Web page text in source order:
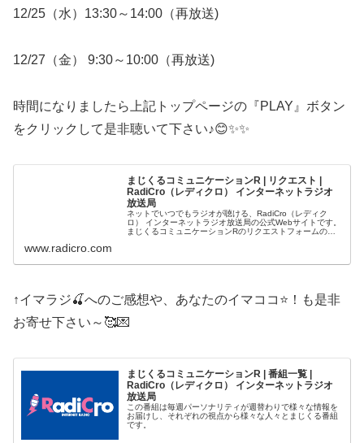
12/25（水）13:30～14:00（再放送)
12/27（金） 9:30～10:00（再放送)
時間になりましたら上記トップページの『PLAY』ボタン
をクリックして是非聴いて下さい♪😊✨✨
まじくるコミュニケーションR | リクエスト |
RadiCro（レディクロ） インターネットラジオ
放送局
ネットでいつでもラジオが聴ける、RadiCro（レディク
ロ） インターネットラジオ放送局の公式Webサイトです。
まじくるコミュニケーションRのリクエストフォームのペ
www.radicro.com
↑イマラジ🍒へのご感想や、あなたのイマココ⭐️！も是非
お寄せ下さい～🥰💌
まじくるコミュニケーションR | 番組一覧 |
RadiCro（レディクロ） インターネットラジオ
放送局
この番組は毎週パーソナリティが週替わりで様々な情報を
お届けし、それぞれの視点から様々な人々とまじくる番組
です。